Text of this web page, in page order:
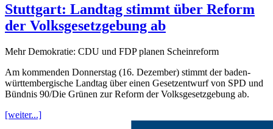
Stuttgart: Landtag stimmt über Reform
der Volksgesetzgebung ab
Mehr Demokratie: CDU und FDP planen Scheinreform
Am kommenden Donnerstag (16. Dezember) stimmt der baden-
württembergische Landtag über einen Gesetzentwurf von SPD und
Bündnis 90/Die Grünen zur Reform der Volksgesetzgebung ab.
[weiter...]